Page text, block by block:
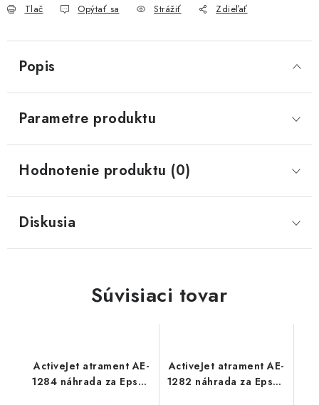
Tlač Opýtať sa Strážiť Zdieľať
Popis
Parametre produktu
Hodnotenie produktu (0)
Diskusia
Súvisiaci tovar
ActiveJet atrament AE-
1284 náhrada za Epson
ActiveJet atrament AE-
1282 náhrada za Epson